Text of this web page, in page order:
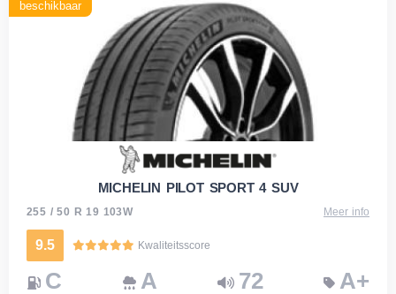
beschikbaar
MICHELIN PILOT SPORT 4 SUV
255 / 50 R 19 103W Meer info
9.5 Kwaliteitsscore
C A 72 A+